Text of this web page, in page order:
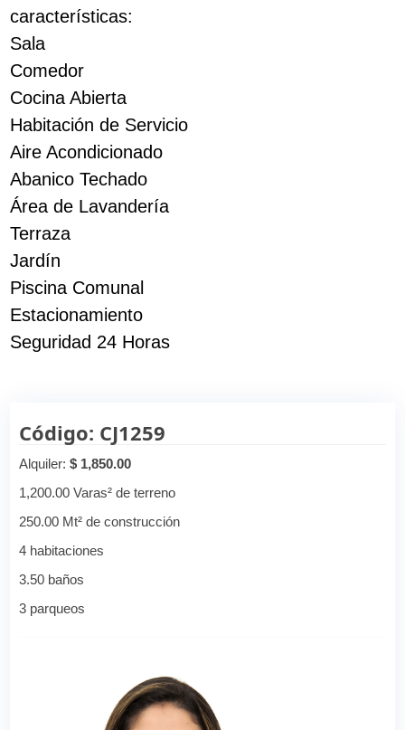
características:
Sala
Comedor
Cocina Abierta
Habitación de Servicio
Aire Acondicionado
Abanico Techado
Área de Lavandería
Terraza
Jardín
Piscina Comunal
Estacionamiento
Seguridad 24 Horas
Código: CJ1259
Alquiler:$ 1,850.00
1,200.00 Varas² de terreno
250.00 Mt² de construcción
4 habitaciones
3.50 baños
3 parqueos